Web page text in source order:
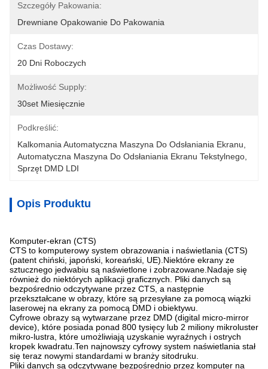
Szczegóły Pakowania:
Drewniane Opakowanie Do Pakowania
Czas Dostawy:
20 Dni Roboczych
Możliwość Supply:
30set Miesięcznie
Podkreślić:
Kalkomania Automatyczna Maszyna Do Odsłaniania Ekranu
Automatyczna Maszyna Do Odsłaniania Ekranu Tekstylnego
Sprzęt DMD LDI
Opis Produktu
Komputer-ekran (CTS)
CTS to komputerowy system obrazowania i naświetlania (CTS)
(patent chiński, japoński, koreański, UE).Niektóre ekrany ze
sztucznego jedwabiu są naświetlone i zobrazowane.Nadaje się
również do niektórych aplikacji graficznych. Pliki danych są
bezpośrednio odczytywane przez CTS, a następnie
przekształcane w obrazy, które są przesyłane za pomocą wiązki
laserowej na ekrany za pomocą DMD i obiektywu.
Cyfrowe obrazy są wytwarzane przez DMD (digital micro-mirror
device), które posiada ponad 800 tysięcy lub 2 miliony mikroluster
mikro-lustra, które umożliwiają uzyskanie wyraźnych i ostrych
kropek kwadratu.Ten najnowszy cyfrowy system naświetlania stał
się teraz nowymi standardami w branży sitodruku.
Pliki danych są odczytywane bezpośrednio przez komputer na